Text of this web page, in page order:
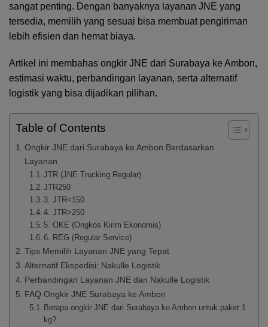
sangat penting. Dengan banyaknya layanan JNE yang
tersedia, memilih yang sesuai bisa membuat pengiriman
lebih efisien dan hemat biaya.
Artikel ini membahas ongkir JNE dari Surabaya ke Ambon,
estimasi waktu, perbandingan layanan, serta alternatif
logistik yang bisa dijadikan pilihan.
Table of Contents
Ongkir JNE dari Surabaya ke Ambon Berdasarkan
Layanan
JTR (JNE Trucking Regular)
JTR250
3. JTR<150
4. JTR>250
5. OKE (Ongkos Kirim Ekonomis)
6. REG (Regular Service)
Tips Memilih Layanan JNE yang Tepat
Alternatif Ekspedisi: Nakulle Logistik
Perbandingan Layanan JNE dan Nakulle Logistik
FAQ Ongkir JNE Surabaya ke Ambon
Berapa ongkir JNE dari Surabaya ke Ambon untuk paket 1
kg?